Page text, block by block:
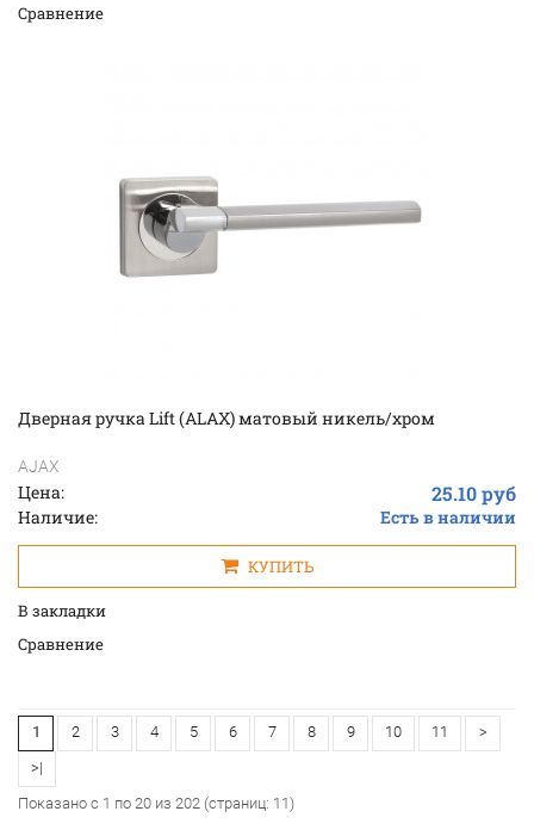
Cравнение
Дверная ручка Lift (ALAX) матовый никель/хром
AJAX
Цена: 25.10 руб
Наличие: Есть в наличии
КУПИТЬ
В закладки
Cравнение
1 2 3 4 5 6 7 8 9 10 11
>
>|
Показано с 1 по 20 из 202 (страниц: 11)